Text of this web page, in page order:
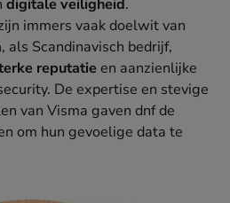
digitale veiligheid.
immers vaak doelwit van
, als Scandinavisch bedrijf,
reputatie en aanzienlijke
De expertise en stevige
van Visma gaven dnf de
om hun gevoelige data te